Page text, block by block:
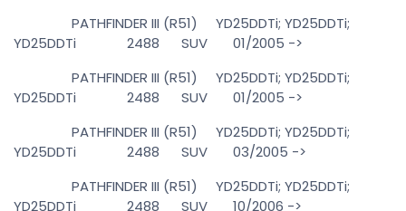
PATHFINDER III (R51) YD25DDTi; YD25DDTi;
YD25DDTi 2488 SUV 01/2005 ->
PATHFINDER III (R51) YD25DDTi; YD25DDTi;
YD25DDTi 2488 SUV 01/2005 ->
PATHFINDER III (R51) YD25DDTi; YD25DDTi;
YD25DDTi 2488 SUV 03/2005 ->
PATHFINDER III (R51) YD25DDTi; YD25DDTi;
YD25DDTi 2488 SUV 10/2006 ->